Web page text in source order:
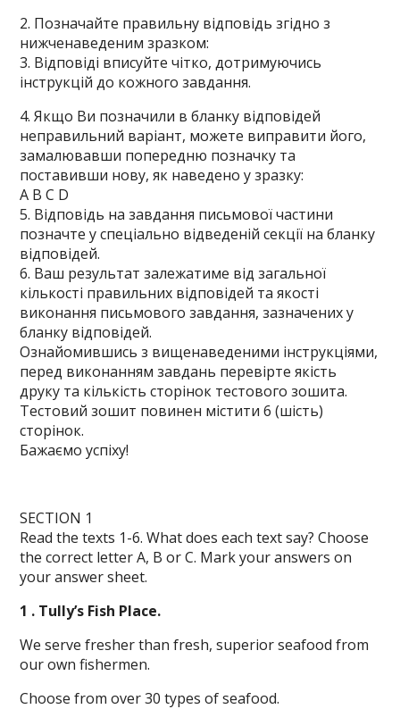
2. Позначайте правильну відповідь згідно з
нижченаведеним зразком:
3. Відповіді вписуйте чітко, дотримуючись
інструкцій до кожного завдання.
4. Якщо Ви позначили в бланку відповідей
неправильний варіант, можете виправити його,
замалювавши попередню позначку та
поставивши нову, як наведено у зразку:
A B C D
5. Відповідь на завдання письмової частини
позначте у спеціально відведеній секції на бланку
відповідей.
6. Ваш результат залежатиме від загальної
кількості правильних відповідей та якості
виконання письмового завдання, зазначених у
бланку відповідей.
Ознайомившись з вищенаведеними інструкціями,
перед виконанням завдань перевірте якість
друку та кількість сторінок тестового зошита.
Тестовий зошит повинен містити 6 (шість)
сторінок.
Бажаємо успіху!
SECTION 1
Read the texts 1-6. What does each text say? Choose
the correct letter A, B or C. Mark your answers on
your answer sheet.
1 . Tully’s Fish Place.
We serve fresher than fresh, superior seafood from
our own fishermen.
Choose from over 30 types of seafood.